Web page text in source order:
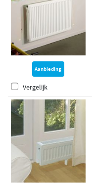
Aanbieding
Vergelijk